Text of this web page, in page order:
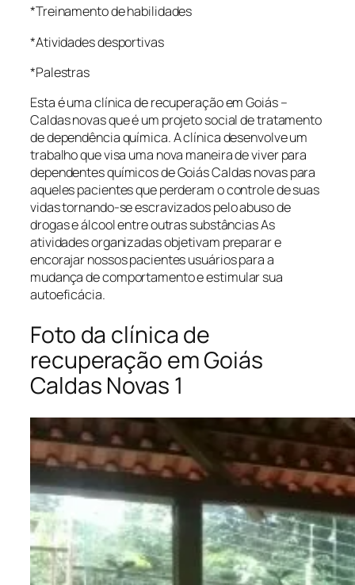
*Treinamento de habilidades
*Atividades desportivas
*Palestras
Esta é uma clínica de recuperação em Goiás –
Caldas novas que é um projeto social de tratamento
de dependência química. A clínica desenvolve um
trabalho que visa uma nova maneira de viver para
dependentes químicos de Goiás Caldas novas para
aqueles pacientes que perderam o controle de suas
vidas tornando-se escravizados pelo abuso de
drogas e álcool entre outras substâncias As
atividades organizadas objetivam preparar e
encorajar nossos pacientes usuários para a
mudança de comportamento e estimular sua
autoeficácia.
Foto da clínica de
recuperação em Goiás
Caldas Novas 1